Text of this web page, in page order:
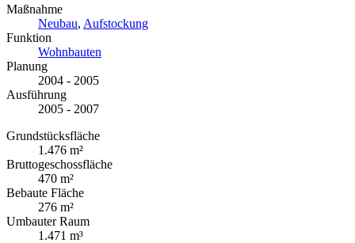
Maßnahme
Neubau, Aufstockung
Funktion
Wohnbauten
Planung
2004 - 2005
Ausführung
2005 - 2007
Grundstücksfläche
1.476 m²
Bruttogeschossfläche
470 m²
Bebaute Fläche
276 m²
Umbauter Raum
1.471 m³